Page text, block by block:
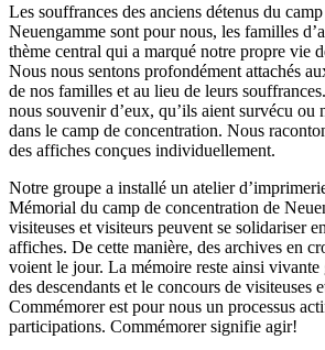
Les souffrances des anciens détenus du
Neuengamme sont pour nous, les familles
thème central qui a marqué notre propre vie
Nous nous sentons profondément attachés
de nos familles et au lieu de leurs
nous souvenir d’eux, qu’ils aient survécu ou
dans le camp de concentration. Nous
des affiches conçues individuellement.
Notre groupe a installé un atelier
Mémorial du camp de concentration de
visiteuses et visiteurs peuvent se solidariser
affiches. De cette manière, des archives en
voient le jour. La mémoire reste ainsi vivante
des descendants et le concours de visiteuses
Commémorer est pour nous un processus
participations. Commémorer signifie agir!